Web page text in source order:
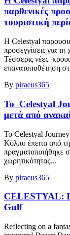
παρθενικές
τουριστική
Η Celestyal
προσεγγίσεις για τη
Τέσσερις νέες
επανατοποθέτηση
By piraeus365
Το Celestyal
μετά από
Το Celestyal Journey
Κόλπο έπειτα από
πραγματοποιήθηκε
χωρητικότητας...
By piraeus365
CELESTYAL:
Gulf
Reflecting on a